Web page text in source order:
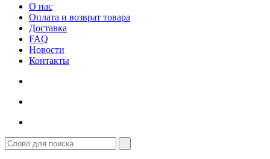
О нас
Оплата и возврат товара
Доставка
FAQ
Новости
Контакты